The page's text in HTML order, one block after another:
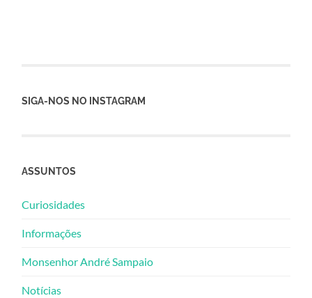
SIGA-NOS NO INSTAGRAM
ASSUNTOS
Curiosidades
Informações
Monsenhor André Sampaio
Notícias